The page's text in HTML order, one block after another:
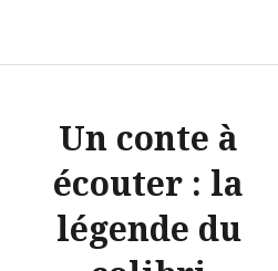
Un conte à
écouter : la
légende du